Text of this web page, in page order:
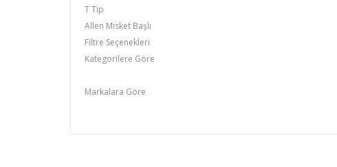
T Tip
Allen Misket Başlı
Filtre Seçenekleri
Kategorilere Göre
Markalara Göre